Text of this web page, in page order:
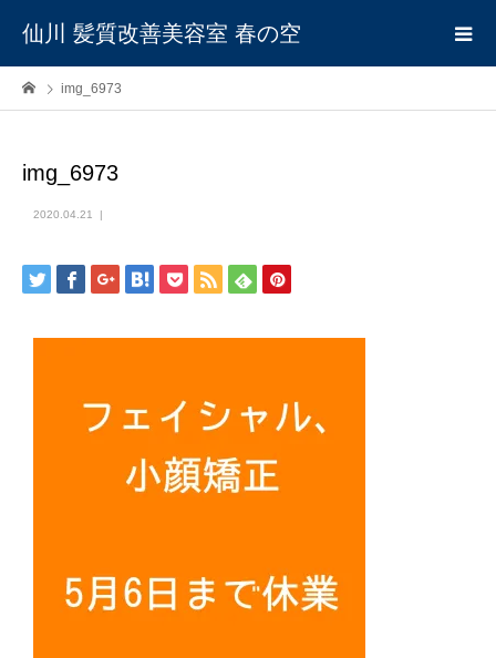
仙川 髪質改善美容室 春の空
img_6973
img_6973
2020.04.21